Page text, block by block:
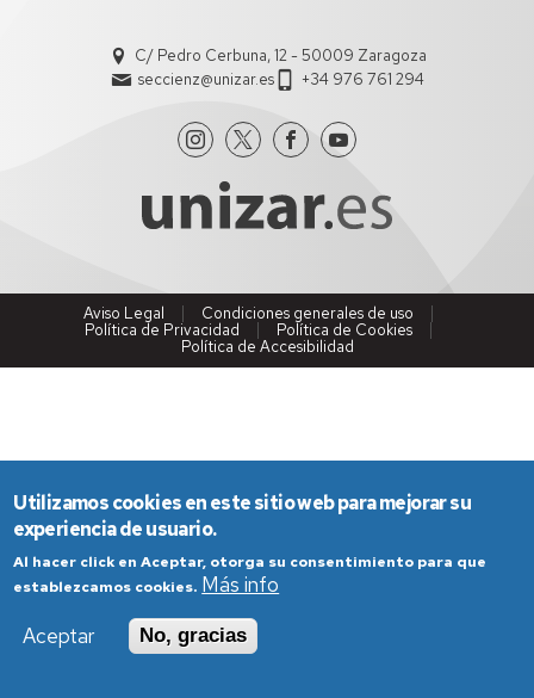
C/ Pedro Cerbuna, 12 - 50009 Zaragoza
seccienz@unizar.es
+34 976 761 294
Aviso Legal
Condiciones generales de uso
Política de Privacidad
Política de Cookies
Política de Accesibilidad
Utilizamos cookies en este sitio web para mejorar su
experiencia de usuario.
Al hacer click en Aceptar, otorga su consentimiento para que
establezcamos cookies. Más info
Aceptar
No, gracias